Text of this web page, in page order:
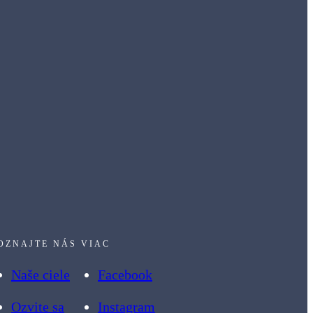
NÁS VIAC
Naše ciele
Ozvite sa
Facebook
Instagram